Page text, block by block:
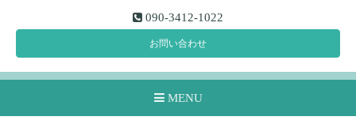
090-3412-1022
お問い合わせ
MENU